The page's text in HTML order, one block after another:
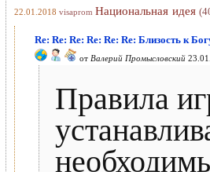
22.01.2018 visaprom Национальная идея
Re: Re: Re: Re: Re: Re: Близость к
от Валерий Промысловский
Правила